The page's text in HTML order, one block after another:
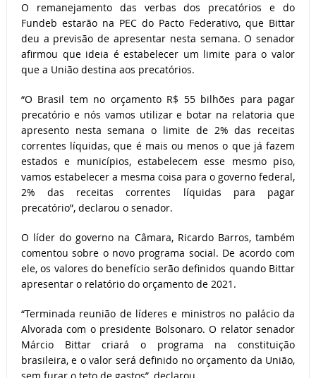
O remanejamento das verbas dos precatórios e do
Fundeb estarão na PEC do Pacto Federativo, que Bittar
deu a previsão de apresentar nesta semana. O senador
afirmou que ideia é estabelecer um limite para o valor
que a União destina aos precatórios.
“O Brasil tem no orçamento R$ 55 bilhões para pagar
precatório e nós vamos utilizar e botar na relatoria que
apresento nesta semana o limite de 2% das receitas
correntes líquidas, que é mais ou menos o que já fazem
estados e municípios, estabelecem esse mesmo piso,
vamos estabelecer a mesma coisa para o governo federal,
2% das receitas correntes líquidas para pagar
precatório”, declarou o senador.
O líder do governo na Câmara, Ricardo Barros, também
comentou sobre o novo programa social. De acordo com
ele, os valores do benefício serão definidos quando Bittar
apresentar o relatório do orçamento de 2021.
“Terminada reunião de líderes e ministros no palácio da
Alvorada com o presidente Bolsonaro. O relator senador
Márcio Bittar criará o programa na constituição
brasileira, e o valor será definido no orçamento da União,